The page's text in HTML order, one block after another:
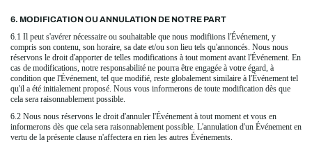
6. MODIFICATION OU ANNULATION DE NOTRE PART
6.1 Il peut s'avérer nécessaire ou souhaitable que nous modifiions l'Événement, y
compris son contenu, son horaire, sa date et/ou son lieu tels qu'annoncés. Nous nous
réservons le droit d'apporter de telles modifications à tout moment avant l'Événement. En
cas de modifications, notre responsabilité ne pourra être engagée à votre égard, à
condition que l'Événement, tel que modifié, reste globalement similaire à l'Événement tel
qu'il a été initialement proposé. Nous vous informerons de toute modification dès que
cela sera raisonnablement possible.
6.2 Nous nous réservons le droit d'annuler l'Événement à tout moment et vous en
informerons dès que cela sera raisonnablement possible. L'annulation d'un Événement en
vertu de la présente clause n'affectera en rien les autres Événements.